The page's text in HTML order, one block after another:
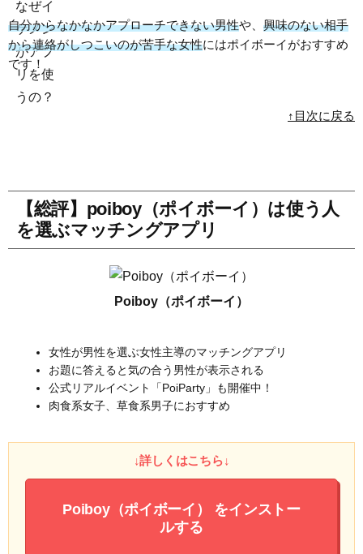
自分からなかなかアプローチできない男性や、 興味のない相手
から連絡がしつこいのが苦手な女性にはポイボーイがおすすめ
です！
↑目次に戻る
【総評】poiboy（ポイボーイ）は使う人
を選ぶマッチングアプリ
Poiboy（ポイボーイ）
女性が男性を選ぶ女性主導のマッチングアプリ
お題に答えると気の合う男性が表示される
公式リアルイベント「PoiParty」も開催中！
肉食系女子、草食系男子におすすめ
↓詳しくはこちら↓
Poiboy（ポイボーイ）
をインストー
ルする